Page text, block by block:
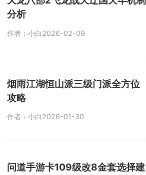
分析
作者：小白2026-02-09
烟雨江湖恒山派三级门派全方位
攻略
作者：小白2026-01-30
问道手游卡109级改8金套选择建